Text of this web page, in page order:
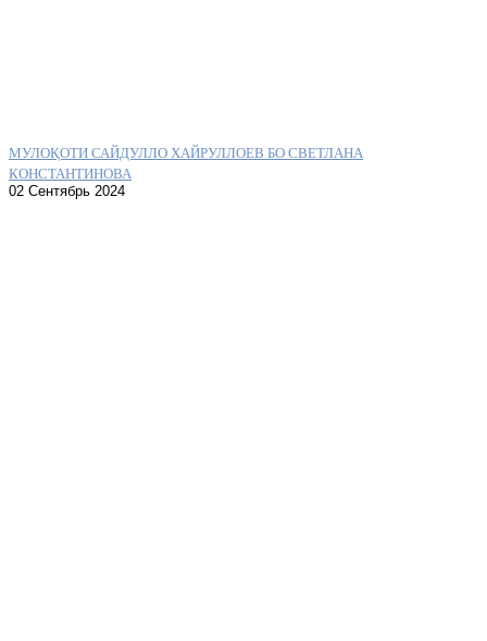
МУЛОҚОТИ САЙДУЛЛО ХАЙРУЛЛОЕВ БО СВЕТЛАНА
КОНСТАНТИНОВА
02 Сентябрь 2024